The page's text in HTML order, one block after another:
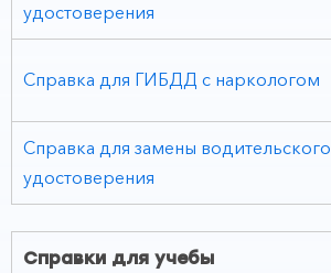
удостоверения
Справка для ГИБДД с наркологом
Справка для замены водительского
удостоверения
Справки для учебы